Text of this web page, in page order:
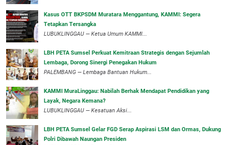
‎Kasus OTT BKPSDM Muratara Menggantung, KAMMI: Segera
Tetapkan Tersangka
‎LUBUKLINGGAU — Ketua Umum KAMMI...
LBH PETA Sumsel Perkuat Kemitraan Strategis dengan Sejumlah
Lembaga, Dorong Sinergi Penegakan Hukum
PALEMBANG — Lembaga Bantuan Hukum...
‎KAMMI MuraLinggau: Nabilah Berhak Mendapat Pendidikan yang
Layak, Negara Kemana?
LUBUKLINGGAU — Kesatuan Aksi...
‎LBH PETA Sumsel Gelar FGD Serap Aspirasi LSM dan Ormas, Dukung
Polri Dibawah Naungan Presiden